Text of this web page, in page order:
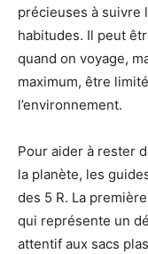
précieuses à suivre
habitudes. Il peut
quand on voyage,
maximum, être
l’environnement.
Pour aider à rester
la planète, les
des 5 R. La première
qui représente un
attentif aux sacs